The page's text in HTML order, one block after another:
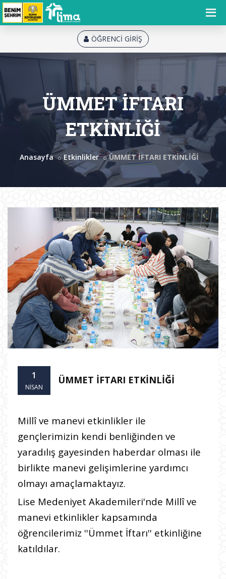
ÖĞRENCİ GİRİŞ
ÜMMET İFTARI
ETKİNLİĞİ
Anasayfa Etkinlikler ÜMMET İFTARI ETKİNLİĞİ
1
NISAN
ÜMMET İFTARI ETKİNLİĞİ
Millî ve manevi etkinlikler ile
gençlerimizin kendi benliğinden ve
yaradılış gayesinden haberdar olması ile
birlikte manevi gelişimlerine yardımcı
olmayı amaçlamaktayız.
Lise Medeniyet Akademileri'nde Millî ve
manevi etkinlikler kapsamında
öğrencilerimiz ''Ümmet İftarı'' etkinliğine
katıldılar.